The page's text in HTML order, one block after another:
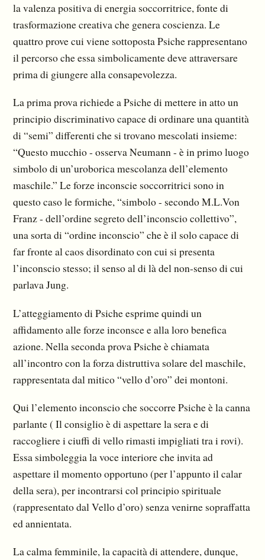
la valenza positiva di energia soccorritrice, fonte di
trasformazione creativa che genera coscienza. Le
quattro prove cui viene sottoposta Psiche rappresentano
il percorso che essa simbolicamente deve attraversare
prima di giungere alla consapevolezza.
La prima prova richiede a Psiche di mettere in atto un
principio discriminativo capace di ordinare una quantità
di “semi” differenti che si trovano mescolati insieme:
“Questo mucchio - osserva Neumann - è in primo luogo
simbolo di un’uroborica mescolanza dell’elemento
maschile.” Le forze inconscie soccorritrici sono in
questo caso le formiche, “simbolo - secondo M.L.Von
Franz - dell’ordine segreto dell’inconscio collettivo”,
una sorta di “ordine inconscio” che è il solo capace di
far fronte al caos disordinato con cui si presenta
l’inconscio stesso; il senso al di là del non-senso di cui
parlava Jung.
L’atteggiamento di Psiche esprime quindi un
affidamento alle forze inconsce e alla loro benefica
azione. Nella seconda prova Psiche è chiamata
all’incontro con la forza distruttiva solare del maschile,
rappresentata dal mitico “vello d’oro” dei montoni.
Qui l’elemento inconscio che soccorre Psiche è la canna
parlante ( Il consiglio è di aspettare la sera e di
raccogliere i ciuffi di vello rimasti impigliati tra i rovi).
Essa simboleggia la voce interiore che invita ad
aspettare il momento opportuno (per l’appunto il calar
della sera), per incontrarsi col principio spirituale
(rappresentato dal Vello d’oro) senza venirne sopraffatta
ed annientata.
La calma femminile, la capacità di attendere, dunque,